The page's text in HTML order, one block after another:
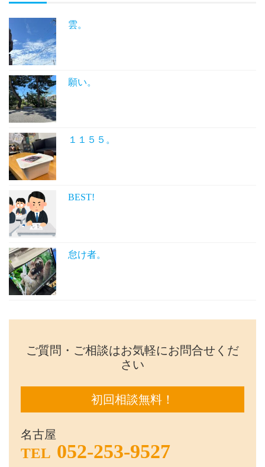
雲。
願い。
１１５５。
BEST!
怠け者。
ご質問・ご相談はお気軽にお問合せくだ
さい
初回相談無料！
名古屋
TEL 052-253-9527